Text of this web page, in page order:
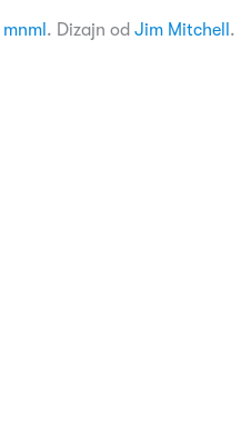
mnml . Dizajn od Jim Mitchell .